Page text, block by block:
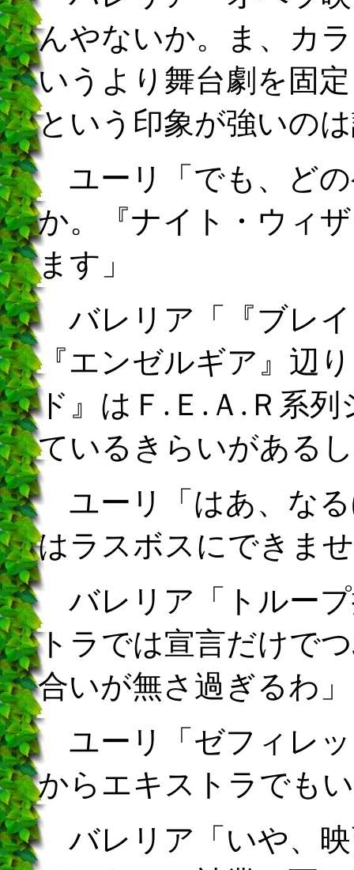
んやないか。ま、カ
いうより舞台劇を固
という印象が強いの
ユーリ「でも、どの
か。『ナイト・ウィ
ます」
バレリア「『ブレイ
『エンゼルギア』辺
ド』はＦ.Ｅ.Ａ.Ｒ系
ているきらいがある
ユーリ「はあ、なる
はラスボスにできま
バレリア「トループ
トラでは宣言だけで
合いが無さ過ぎるわ」
ユーリ「ゼフィレッ
からエキストラでも
バレリア「いや、映